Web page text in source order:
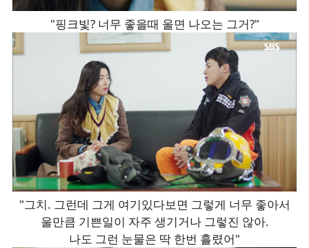
"핑크빛? 너무 좋을때 울면 나오는 그거?"
"그치. 그런데 그게 여기있다보면 그렇게 너무 좋아서
울만큼 기쁜일이 자주 생기거나 그렇진 않아.
나도 그런 눈물은 딱 한번 흘렸어"